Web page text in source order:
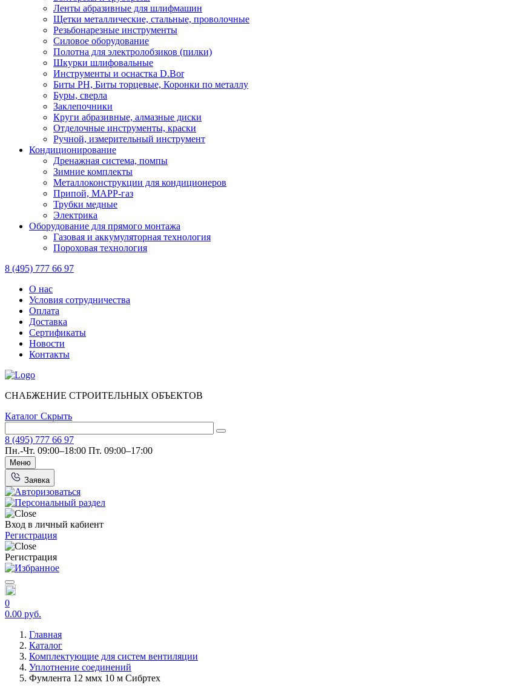
Ленты абразивные для шлифмашин
Щетки металлические, стальные, проволочные
Резьбонарезные инструменты
Силовое оборудование
Полотна для электролобзиков (пилки)
Шкурки шлифовальные
Инструменты и оснастка D.Bor
Биты PH, Биты торцевые, Коронки по металлу
Буры, сверла
Заклепочники
Круги абразивные, алмазные диски
Отделочные инструменты, краски
Ручной, измерительный инструмент
Кондиционирование
Дренажная система, помпы
Зимние комплекты
Металлоконструкции для кондиционеров
Припой, МАРР-газ
Трубки медные
Электрика
Оборудование для прямого монтажа
Газовая и аккумуляторная технология
Пороховая технология
8 (495) 777 66 97
О нас
Условия сотрудничества
Оплата
Доставка
Сертификаты
Новости
Контакты
СНАБЖЕНИЕ СТРОИТЕЛЬНЫХ ОБЪЕКТОВ
Каталог Скрыть
8 (495) 777 66 97
Пн.-Чт. 09:00–18:00 Пт. 09:00–17:00
Меню
Заявка
Вход в личный кабиент
Регистрация
Регистрация
0
0.00 руб.
Главная
Каталог
Комплектующие для систем вентиляции
Уплотнение соединений
Фумлента 12 ммх 10 м Сибртех